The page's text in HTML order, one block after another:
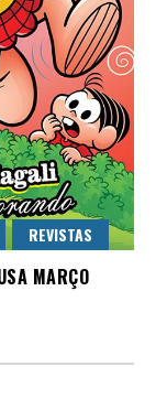
REVISTAS
MARÇO